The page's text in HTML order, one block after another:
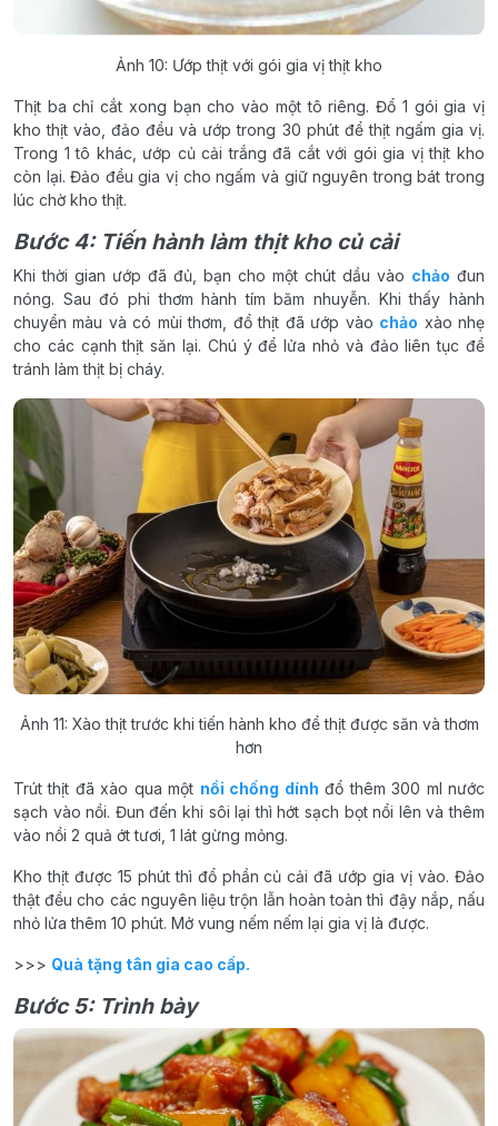
Ảnh 10: Ướp thịt với gói gia vị thịt kho
Thịt ba chỉ cắt xong bạn cho vào một tô riêng. Đổ 1 gói gia vị
kho thịt vào, đảo đều và ướp trong 30 phút để thịt ngấm gia vị.
Trong 1 tô khác, ướp củ cải trắng đã cắt với gói gia vị thịt kho
còn lại. Đảo đều gia vị cho ngấm và giữ nguyên trong bát trong
lúc chờ kho thịt.
Bước 4: Tiến hành làm thịt kho củ cải
Khi thời gian ướp đã đủ, bạn cho một chút dầu vào chảo đun
nóng. Sau đó phi thơm hành tím băm nhuyễn. Khi thấy hành
chuyển màu và có mùi thơm, đổ thịt đã ướp vào chảo xào nhẹ
cho các cạnh thịt săn lại. Chú ý để lửa nhỏ và đảo liên tục để
tránh làm thịt bị cháy.
Ảnh 11: Xào thịt trước khi tiến hành kho để thịt được săn và thơm
hơn
Trút thịt đã xào qua một nồi chống dính đổ thêm 300 ml nước
sạch vào nồi. Đun đến khi sôi lại thì hớt sạch bọt nổi lên và thêm
vào nồi 2 quả ớt tươi, 1 lát gừng mỏng.
Kho thịt được 15 phút thì đổ phần củ cải đã ướp gia vị vào. Đảo
thật đều cho các nguyên liệu trộn lẫn hoàn toàn thì đậy nắp, nấu
nhỏ lửa thêm 10 phút. Mở vung nếm nếm lại gia vị là được.
>>> Quà tặng tân gia cao cấp.
Bước 5: Trình bày